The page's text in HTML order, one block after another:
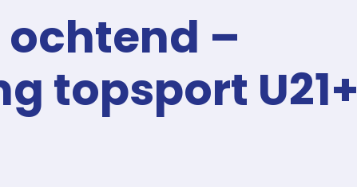
–
topsport U21+